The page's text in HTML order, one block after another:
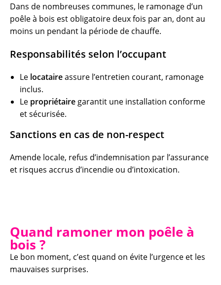
Dans de nombreuses communes, le ramonage d’un
poêle à bois est obligatoire deux fois par an, dont au
moins un pendant la période de chauffe.
Responsabilités selon l’occupant
Le locataireassure l’entretien courant, ramonage
inclus.
Le propriétaire garantit une installation conforme
et sécurisée.
Sanctions en cas de non-respect
Amende locale, refus d’indemnisation par l’assurance
et risques accrus d’incendie ou d’intoxication.
Quand ramoner mon poêle à
bois ?
Le bon moment, c’est quand on évite l’urgence et les
mauvaises surprises.